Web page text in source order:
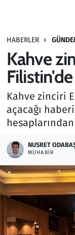
HABERLER
Kahve
Kahve zinciri
açacağı
NUSRET
MUHABIR
Haber
Kültür Sanat
Kurumsal
Lezzet
Memur ve
Otomobil
Ramazan